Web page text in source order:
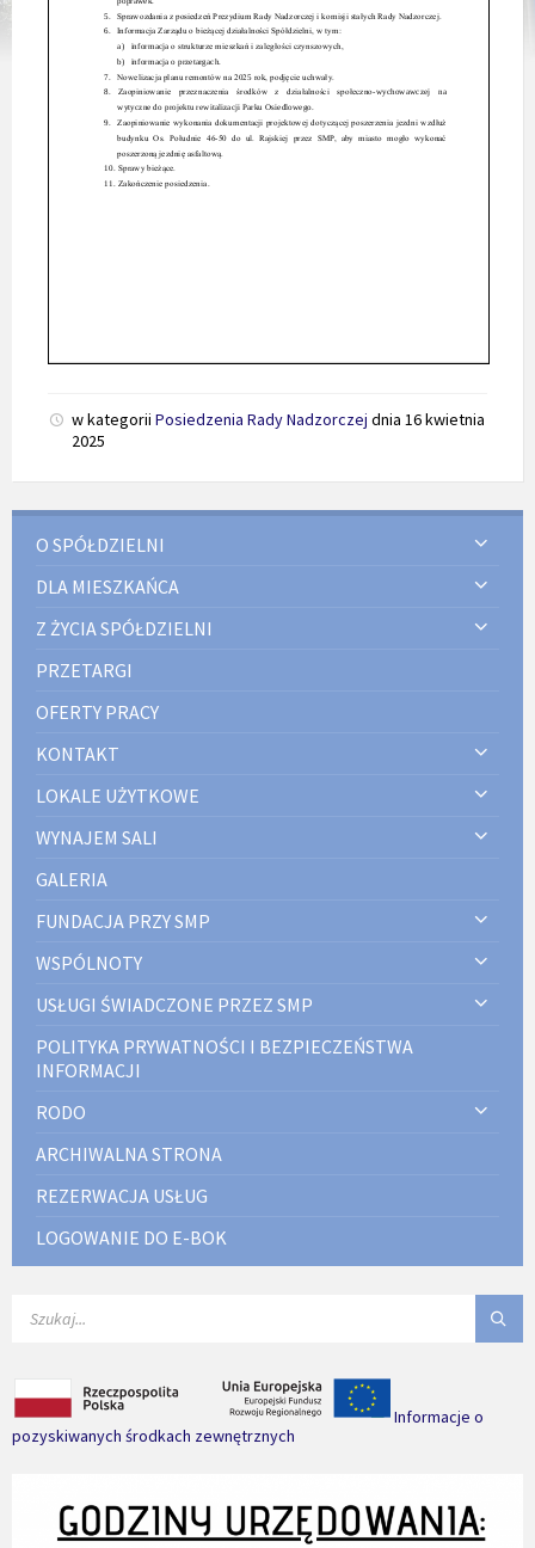
w kategorii Posiedzenia Rady Nadzorczej dnia 16 kwietnia
2025
O SPÓŁDZIELNI
DLA MIESZKAŃCA
Z ŻYCIA SPÓŁDZIELNI
PRZETARGI
OFERTY PRACY
KONTAKT
LOKALE UŻYTKOWE
WYNAJEM SALI
GALERIA
FUNDACJA PRZY SMP
WSPÓLNOTY
USŁUGI ŚWIADCZONE PRZEZ SMP
POLITYKA PRYWATNOŚCI I BEZPIECZEŃSTWA
INFORMACJI
RODO
ARCHIWALNA STRONA
REZERWACJA USŁUG
LOGOWANIE DO E-BOK
Informacje o
pozyskiwanych środkach zewnętrznych